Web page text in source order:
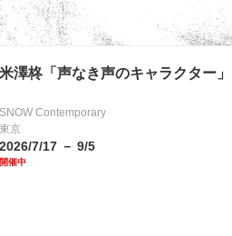
米澤柊「声なき声のキャラクター」
SNOW Contemporary
東京
2026/7/17 － 9/5
開催中